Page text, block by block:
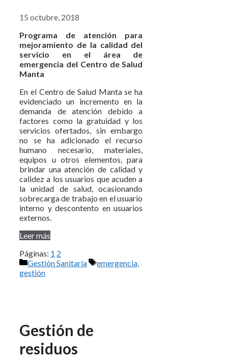
15 octubre, 2018
Programa de atención para
mejoramiento de la calidad del
servicio en el área de
emergencia del Centro de Salud
Manta
En el Centro de Salud Manta se ha
evidenciado un incremento en la
demanda de atención debido a
factores como la gratuidad y los
servicios ofertados, sin embargo
no se ha adicionado el recurso
humano necesario, materiales,
equipos u otros elementos, para
brindar una atención de calidad y
calidez a los usuarios que acuden a
la unidad de salud, ocasionando
sobrecarga de trabajo en el usuario
interno y descontento en usuarios
externos.
Leer más
Páginas: 1 2
Categorías
Gestión Sanitaria Etiquetas
emergencia
gestión
Gestión de
residuos